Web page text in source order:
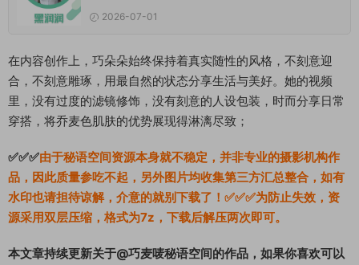
2026-07-01
在内容创作上，巧朵朵始终保持着真实随性的风格，不刻意迎
合，不刻意雕琢，用最自然的状态分享生活与美好。她的视频
里，没有过度的滤镜修饰，没有刻意的人设包装，时而分享日常
穿搭，将乔麦色肌肤的优势展现得淋漓尽致；
✅✅✅由于秘语空间资源本身就不稳定，并非专业的摄影机构作
品，因此质量参吃不起，另外图片均收集第三方汇总整合，如有
水印也请担待谅解，介意的就别下载了！✅✅✅为防止失效，资
源采用双层压缩，格式为7z，下载后解压两次即可。
本文章持续更新关于@巧麦唛秘语空间的作品，如果你喜欢可以